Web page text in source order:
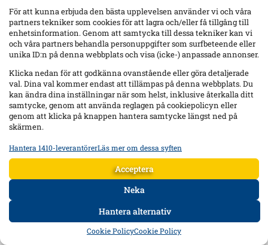
För att kunna erbjuda den bästa upplevelsen använder vi och våra
partners tekniker som cookies för att lagra och/eller få tillgång till
enhetsinformation. Genom att samtycka till dessa tekniker kan vi
och våra partners behandla personuppgifter som surfbeteende eller
unika ID:n på denna webbplats och visa (icke-) anpassade annonser.
Klicka nedan för att godkänna ovanstående eller göra detaljerade
val. Dina val kommer endast att tillämpas på denna webbplats. Du
kan ändra dina inställningar när som helst, inklusive återkalla ditt
samtycke, genom att använda reglagen på cookiepolicyn eller
genom att klicka på knappen hantera samtycke längst ned på
skärmen.
Statistik
Lagra och/eller få åtkomst till information på en enhet, Mäta
reklamprestanda, Mäta innehållsprestanda, Förstå målgrupper
genom statistik eller kombinationer av data från olika källor.
Lagra och/eller få åtkomst till information på en enhet,
Hantera 1410-leverantörerLäs mer om dessa syften
Acceptera
Neka
Hantera alternativ
Cookie PolicyCookie Policy
DATA FORUM